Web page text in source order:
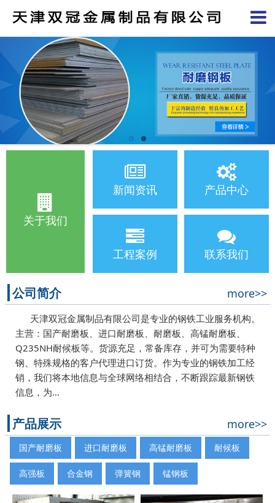
关于我们
新闻资讯 产品中心
工程案例 联系我们
公司简介 more>>
天津双冠金属制品有限公司是专业的钢铁工业服务机构。
主营：国产耐磨板、进口耐磨板、耐磨板、高锰耐磨板、
Q235NH耐候板等。货源充足，常备库存，并可为需要特种
钢、特殊规格的客户代理进口订货。作为专业的钢铁加工经
销，我们将本地信息与全球网络相结合，不断跟踪最新钢铁
信息，为…
产品展示 more>>
国产耐磨板 进口耐磨板 高锰耐磨板 耐候板
高强板 合金钢 弹簧钢 锰钢板